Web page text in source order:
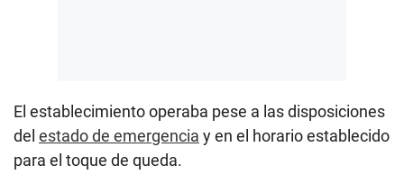
El establecimiento operaba pese a las disposiciones
del estado de emergencia y en el horario establecido
para el toque de queda.